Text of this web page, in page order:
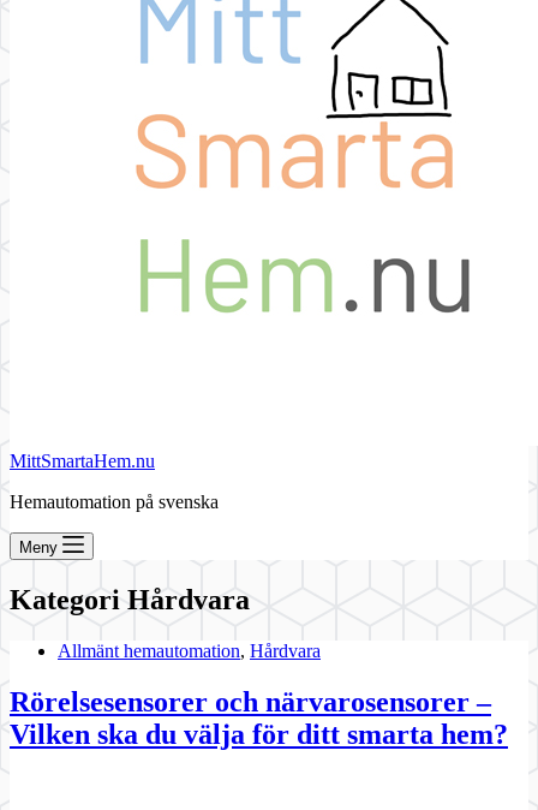
MittSmartaHem.nu
Hemautomation på svenska
Meny
Kategori Hårdvara
Allmänt hemautomation, Hårdvara
Rörelsesensorer och närvarosensorer –
Vilken ska du välja för ditt smarta hem?